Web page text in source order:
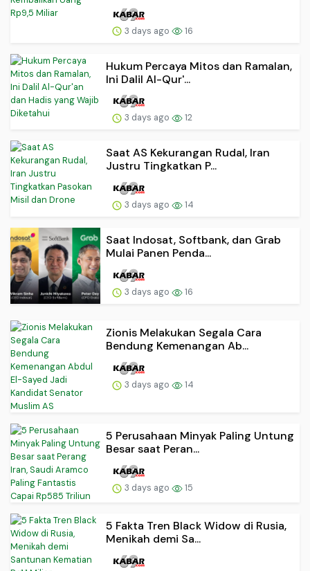
3 days ago 16
Hukum Percaya Mitos dan Ramalan,
Ini Dalil Al-Qur'...
3 days ago 12
Saat AS Kekurangan Rudal, Iran
Justru Tingkatkan P...
3 days ago 14
Saat Indosat, Softbank, dan Grab
Mulai Panen Penda...
3 days ago 16
Zionis Melakukan Segala Cara
Bendung Kemenangan Ab...
3 days ago 14
5 Perusahaan Minyak Paling Untung
Besar saat Peran...
3 days ago 15
5 Fakta Tren Black Widow di Rusia,
Menikah demi Sa...